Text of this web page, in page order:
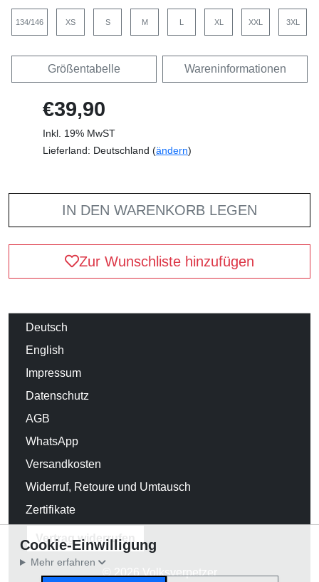
134/146 XS S M L XL XXL 3XL
Größentabelle Wareninformationen
€39,90
Inkl. 19% MwST
Lieferland: Deutschland (ändern)
IN DEN WARENKORB LEGEN
Zur Wunschliste hinzufügen
Deutsch
English
Impressum
Datenschutz
AGB
WhatsApp
Versandkosten
Widerruf, Retoure und Umtausch
Zertifikate
Vertrag widerrufen
© 2026 Volksverpetzer
Cookie-Einwilligung
Mehr erfahren